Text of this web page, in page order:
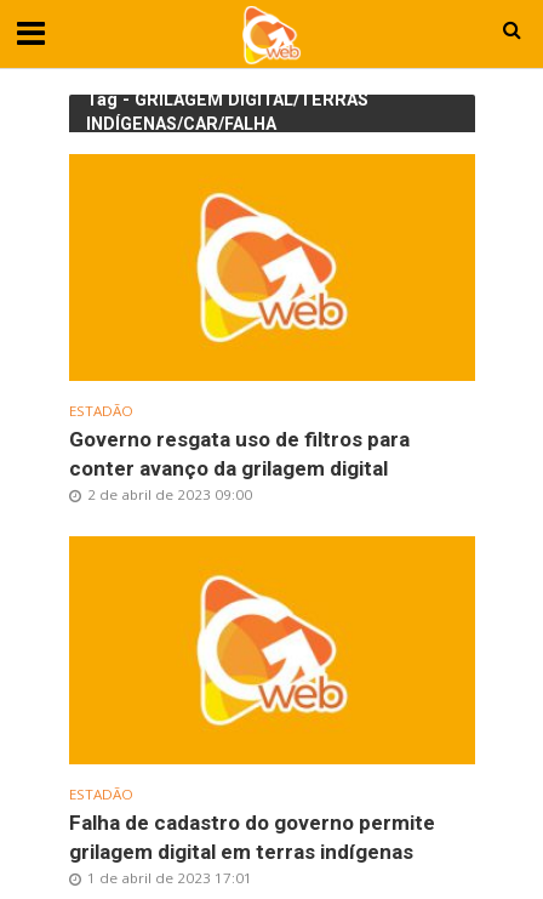
Tag - GRILAGEM DIGITAL/TERRAS
INDÍGENAS/CAR/FALHA
ESTADÃO
Governo resgata uso de filtros para
conter avanço da grilagem digital
2 de abril de 2023 09:00
ESTADÃO
Falha de cadastro do governo permite
grilagem digital em terras indígenas
1 de abril de 2023 17:01